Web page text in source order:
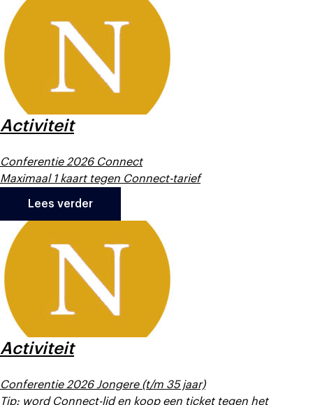
Activiteit
Conferentie 2026 Connect
Maximaal 1 kaart tegen Connect-tarief
Lees verder
Activiteit
Conferentie 2026 Jongere (t/m 35 jaar)
Tip: word Connect-lid en koop een ticket tegen het